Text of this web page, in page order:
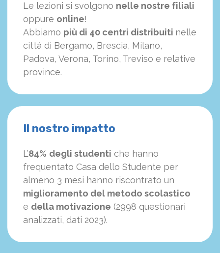
Le lezioni si svolgono nelle nostre filiali
oppure online!
Abbiamo più di 40 centri distribuiti nelle
città di Bergamo, Brescia, Milano,
Padova, Verona, Torino, Treviso e relative
province.
Il nostro impatto
L’84% degli studenti che hanno
frequentato Casa dello Studente per
almeno 3 mesi hanno riscontrato un
miglioramento del metodo scolastico
e della motivazione (2998 questionari
analizzati, dati 2023).